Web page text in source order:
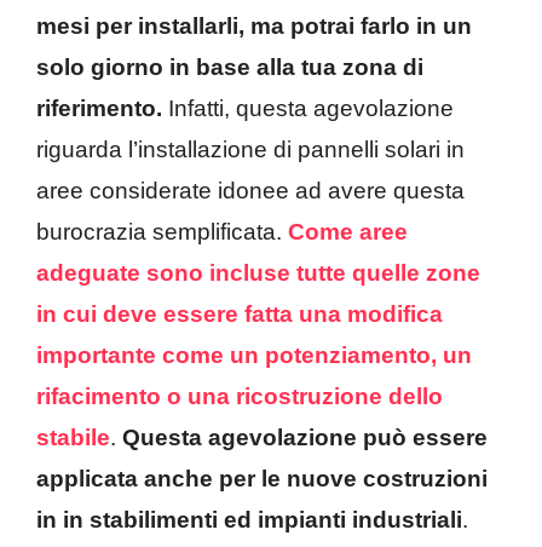
mesi per installarli, ma potrai farlo in un
solo giorno in base alla tua zona di
riferimento. Infatti, questa agevolazione
riguarda l’installazione di pannelli solari in
aree considerate idonee ad avere questa
burocrazia semplificata. Come aree
adeguate sono incluse tutte quelle zone
in cui deve essere fatta una modifica
importante come un potenziamento, un
rifacimento o una ricostruzione dello
stabile. Questa agevolazione può essere
applicata anche per le nuove costruzioni
in in stabilimenti ed impianti industriali.